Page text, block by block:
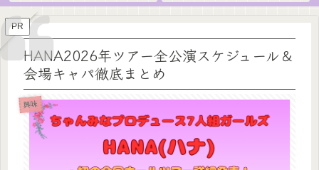
PR
HANA2026年ツアー全公演スケジュール＆
会場キャパ徹底まとめ
興味